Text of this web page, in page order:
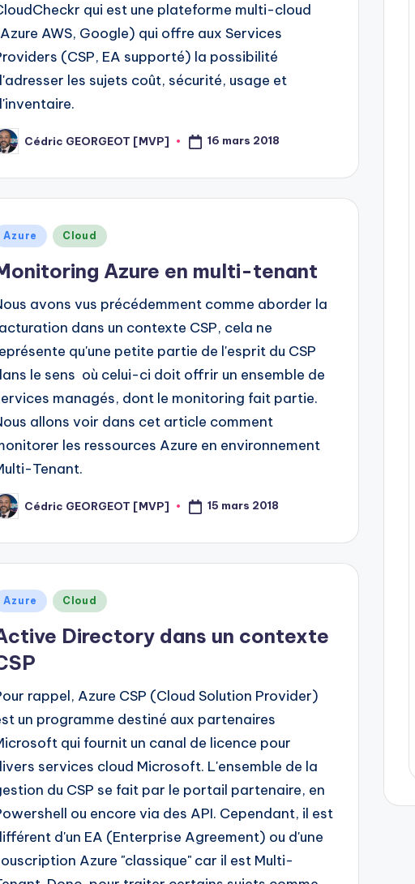
qui est une plateforme multi-cloud
AWS, Google) qui offre aux Services
(CSP, EA supporté) la possibilité
les sujets coût, sécurité, usage et
Cédric GEORGEOT [MVP] 16 mars 2018
Azure Cloud
Azure en multi-tenant
avons vus précédemment comme aborder la
dans un contexte CSP, cela ne
qu'une petite partie de l'esprit du CSP
le sens où celui-ci doit offrir un ensemble de
managés, dont le monitoring fait partie.
allons voir dans cet article comment
les ressources Azure en environnement
Tenant.
Cédric GEORGEOT [MVP] 15 mars 2018
Azure Cloud
Directory dans un contexte
rappel, Azure CSP (Cloud Solution Provider)
un programme destiné aux partenaires
qui fournit un canal de licence pour
services cloud Microsoft. L'ensemble de la
du CSP se fait par le portail partenaire, en
ou encore via des API. Cependant, il est
d'un EA (Enterprise Agreement) ou d'une
Azure "classique" car il est Multi-